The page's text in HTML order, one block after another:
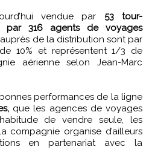
vendue par 53 tour-
par 316 agents de voyages
de la distribution sont par
10% et représentent 1/3 de
aérienne selon Jean-Marc
performances de la ligne
que les agences de voyages
de vendre seule, les
compagnie organise d’ailleurs
en partenariat avec la